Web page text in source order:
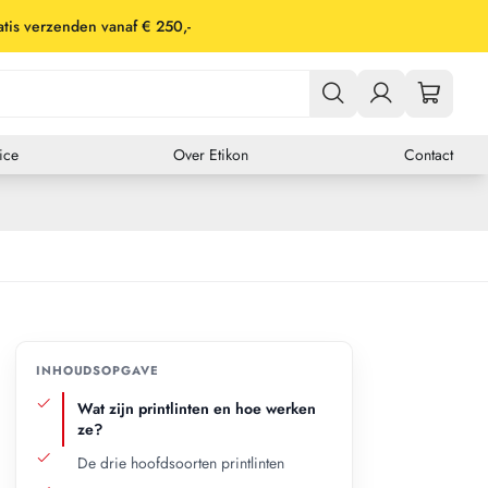
verzenden vanaf € 250,-
Er zitten nog geen producten in je winkelwagen.
Soort materiaal
Kunststof
Papieren etiketten
Over Etikon Contact
INHOUDSOPGAVE
Wat zijn printlinten en hoe werken
ze?
De drie hoofdsoorten printlinten